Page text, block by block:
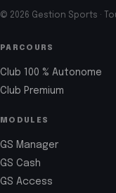
© 2026 Gestion Sports ·
PARCOURS
Club 100 % Autonome
Club Premium
MODULES
GS Manager
GS Cash
GS Access